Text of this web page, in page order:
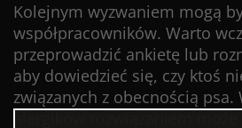
Kolejnym wyzwaniem mogą
współpracowników. Warto
przeprowadzić ankietę lub
aby dowiedzieć się, czy ktoś
związanych z obecnością psa.